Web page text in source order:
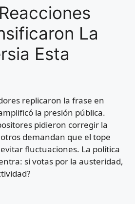
La
Esta
replicaron la frase en
la presión pública.
pidieron corregir la
demandan que el tope
fluctuaciones. La política
si votas por la austeridad,